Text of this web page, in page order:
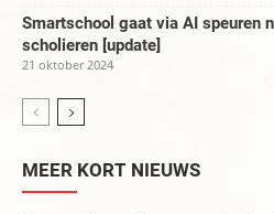
Smartschool gaat via AI speuren
scholieren [update]
21 oktober 2024
MEER KORT NIEUWS